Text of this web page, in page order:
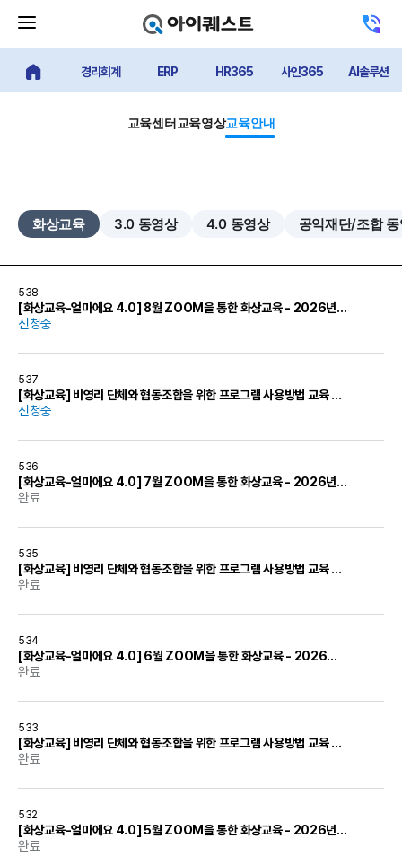
기
버
튼
센
터
얼마에요 메인경리회계 ERP HR365 사인365 AI솔루션
교육센터교육영상교육안내
화상교육 3.0 동영상 4.0 동영상 공익재단/조합
538
[화상교육-얼마에요 4.0] 8월 ZOOM을 통한 화상교육 - 2026년 8월 11일(화)
신청중
537
[화상교육] 비영리 단체와 협동조합을 위한 프로그램 사용방법 교육 - 2026년 8월 12일(수)
신청중
536
[화상교육-얼마에요 4.0] 7월 ZOOM을 통한 화상교육 - 2026년 7월 14일(화)
완료
535
[화상교육] 비영리 단체와 협동조합을 위한 프로그램 사용방법 교육 - 2026년 7월 15일(수)
완료
534
[화상교육-얼마에요 4.0] 6월 ZOOM을 통한 화상교육 - 2026년 6월 16일(화)
완료
533
[화상교육] 비영리 단체와 협동조합을 위한 프로그램 사용방법 교육 - 2026년 6월 17일(수)
완료
532
[화상교육-얼마에요 4.0] 5월 ZOOM을 통한 화상교육 - 2026년 5월 19일(화)
완료